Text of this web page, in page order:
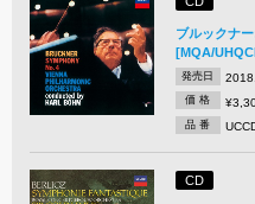
ブルックナ
[MQA/
発売日
価 格
品 番
CD